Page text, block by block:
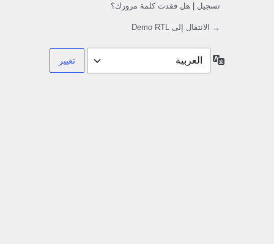
تسجيل هل فقدت كلمة مرورك؟
→ الانتقال إلى Demo RTL
اللغة